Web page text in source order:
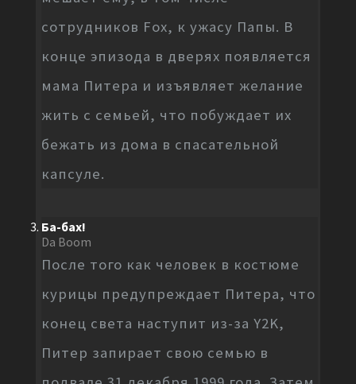
сотрудников Fox, к ужасу Папы. В
конце эпизода в дверях появляется
мама Питера и изъявляет желание
жить с семьей, что побуждает их
бежать из дома в спасательной
капсуле.
Ба-бах!
Da Boom
После того как человек в костюме
курицы предупреждает Питера, что
конец света наступит из-за Y2K,
Питер запирает свою семью в